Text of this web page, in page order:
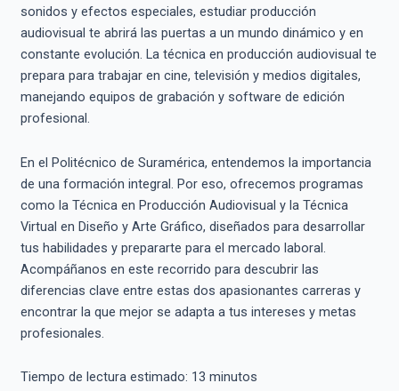
sonidos y efectos especiales, estudiar producción
audiovisual te abrirá las puertas a un mundo dinámico y en
constante evolución. La técnica en producción audiovisual te
prepara para trabajar en cine, televisión y medios digitales,
manejando equipos de grabación y software de edición
profesional.
En el Politécnico de Suramérica, entendemos la importancia
de una formación integral. Por eso, ofrecemos programas
como la Técnica en Producción Audiovisual y la Técnica
Virtual en Diseño y Arte Gráfico, diseñados para desarrollar
tus habilidades y prepararte para el mercado laboral.
Acompáñanos en este recorrido para descubrir las
diferencias clave entre estas dos apasionantes carreras y
encontrar la que mejor se adapta a tus intereses y metas
profesionales.
Tiempo de lectura estimado: 13 minutos